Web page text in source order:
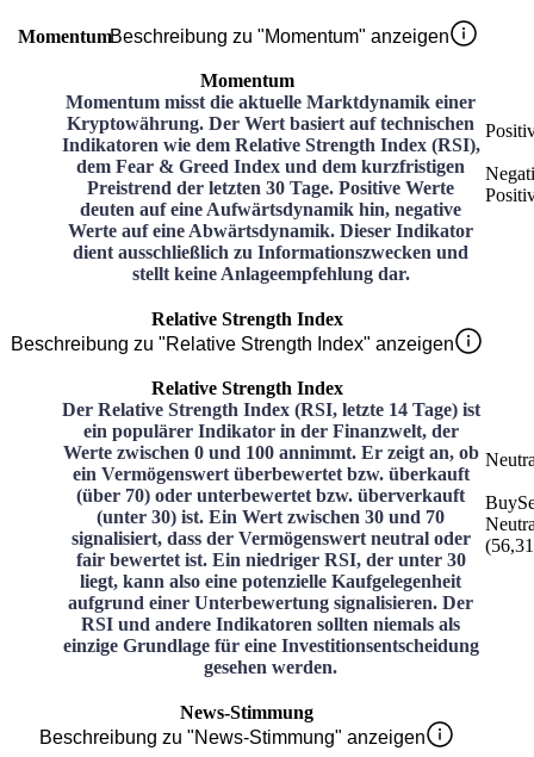
MomentumBeschreibung zu "Momentum" anzeigen
Momentum
Momentum misst die aktuelle Marktdynamik einer
Kryptowährung. Der Wert basiert auf technischen
Indikatoren wie dem Relative Strength Index (RSI),
dem Fear & Greed Index und dem kurzfristigen
Preistrend der letzten 30 Tage. Positive Werte
deuten auf eine Aufwärtsdynamik hin, negative
Werte auf eine Abwärtsdynamik. Dieser Indikator
dient ausschließlich zu Informationszwecken und
stellt keine Anlageempfehlung dar.
Relative Strength Index
Beschreibung zu "Relative Strength Index" anzeigen
Relative Strength Index
Der Relative Strength Index (RSI, letzte 14 Tage) ist
ein populärer Indikator in der Finanzwelt, der
Werte zwischen 0 und 100 annimmt. Er zeigt an, ob
ein Vermögenswert überbewertet bzw. überkauft
(über 70) oder unterbewertet bzw. überverkauft
(unter 30) ist. Ein Wert zwischen 30 und 70
signalisiert, dass der Vermögenswert neutral oder
fair bewertet ist. Ein niedriger RSI, der unter 30
liegt, kann also eine potenzielle Kaufgelegenheit
aufgrund einer Unterbewertung signalisieren. Der
RSI und andere Indikatoren sollten niemals als
einzige Grundlage für eine Investitionsentscheidung
gesehen werden.
Buy
(56,31
News-Stimmung
Beschreibung zu "News-Stimmung" anzeigen